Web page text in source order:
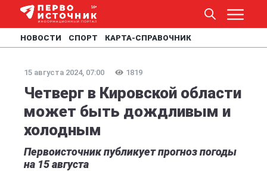
НОВОСТИ СПОРТ КАРТА-СПРАВОЧНИК
15 августа 2024, 07:00 1819
Четверг в Кировской области
может быть дождливым и
холодным
Первоисточник публикует прогноз погоды
на 15 августа